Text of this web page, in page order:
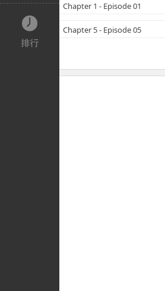
Chapter 1 - Episode 01
Chapter 5 - Episode 05